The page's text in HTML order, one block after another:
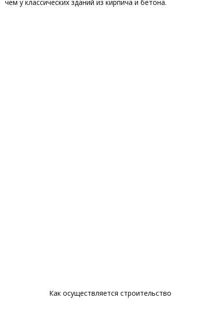
чем у классических зданий из кирпича и бетона.
Как осуществляется строительство